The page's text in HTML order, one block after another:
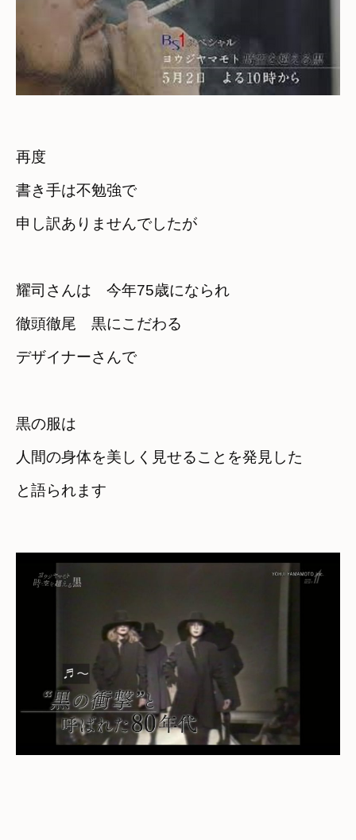
再度
書き手は不勉強で
申し訳ありませんでしたが
耀司さんは　今年75歳になられ
徹頭徹尾　黒にこだわる
デザイナーさんで
黒の服は
人間の身体を美しく見せることを発見した
と語られます